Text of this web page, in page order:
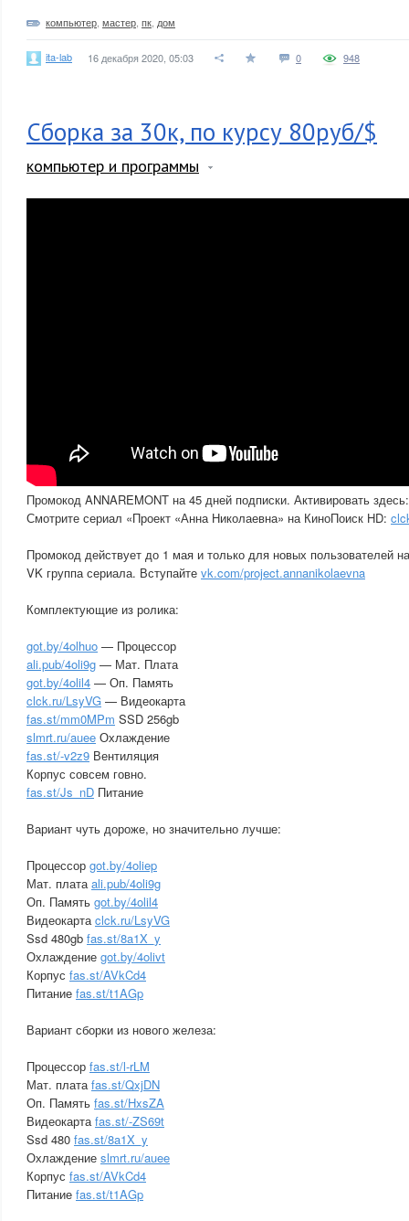
компьютер мастер пк дом
ita-lab 16 декабря 2020, 05:03 0 948
Сборка за 30к, по курсу 80руб/$
компьютер и программы
Промокод ANNAREMONT на 45 дней подписки. Активировать
Смотрите сериал «Проект «Анна Николаевна» на КиноПоиск HD:
Промокод действует до 1 мая и только для новых пользователей
VK группа сериала. Вступайте vk.com/project.annanikolaevna
Комплектующие из ролика:
got.by/4olhuo — Процессор
ali.pub/4oli9g — Мат. Плата
got.by/4olil4 — Оп. Память
clck.ru/LsyVG — Видеокарта
fas.st/mm0MPm SSD 256gb
slmrt.ru/auee Охлаждение
fas.st/-v2z9 Вентиляция
Корпус совсем говно.
fas.st/Js_nD Питание
Вариант чуть дороже, но значительно лучше:
Процессор got.by/4oliep
Мат. платаali.pub/4oli9g
Оп. Память got.by/4olil4
Видеокартаclck.ru/LsyVG
Ssd 480gb fas.st/8a1X_y
Охлаждение got.by/4olivt
Корпус fas.st/AVkCd4
Питание fas.st/t1AGp
Вариант сборки из нового железа:
Процессор fas.st/l-rLM
Мат. платаfas.st/QxjDN
Оп. Память fas.st/HxsZA
Видеокартаfas.st/-ZS69t
Ssd 480 fas.st/8a1X_y
Охлаждение slmrt.ru/auee
Корпус fas.st/AVkCd4
Питание fas.st/t1AGp